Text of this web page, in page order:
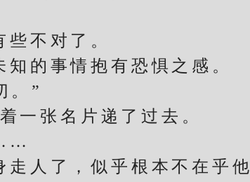
不对了。
的事情抱有恐惧之感。
”
张名片递了过去。
人了，似乎根本不在乎他